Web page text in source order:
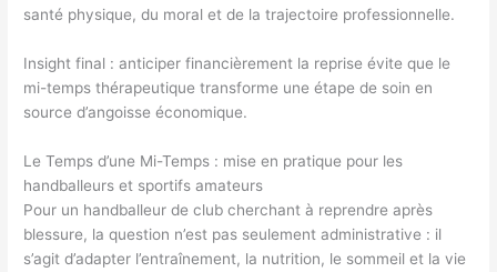
santé physique, du moral et de la trajectoire professionnelle.
Insight final : anticiper financièrement la reprise évite que le
mi-temps thérapeutique transforme une étape de soin en
source d’angoisse économique.
Le Temps d’une Mi-Temps : mise en pratique pour les
handballeurs et sportifs amateurs
Pour un handballeur de club cherchant à reprendre après
blessure, la question n’est pas seulement administrative : il
s’agit d’adapter l’entraînement, la nutrition, le sommeil et la vie